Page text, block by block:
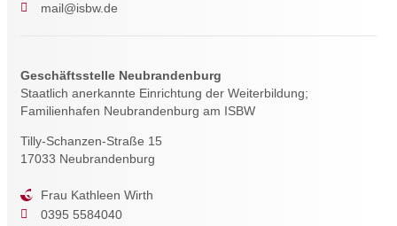
mail@isbw.de
Geschäftsstelle Neubrandenburg
Staatlich anerkannte Einrichtung der Weiterbildung;
Familienhafen Neubrandenburg am ISBW
Tilly-Schanzen-Straße 15
17033 Neubrandenburg
Frau Kathleen Wirth
0395 5584040